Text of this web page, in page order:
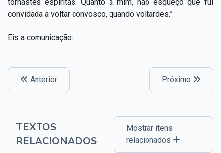
tornastes espíritas. Quanto a mim, não esqueço que fui
convidada a voltar convosco, quando voltardes.”
Eis a comunicação:
Anterior Próximo
TEXTOS
RELACIONADOS
Mostrar itens
relacionados